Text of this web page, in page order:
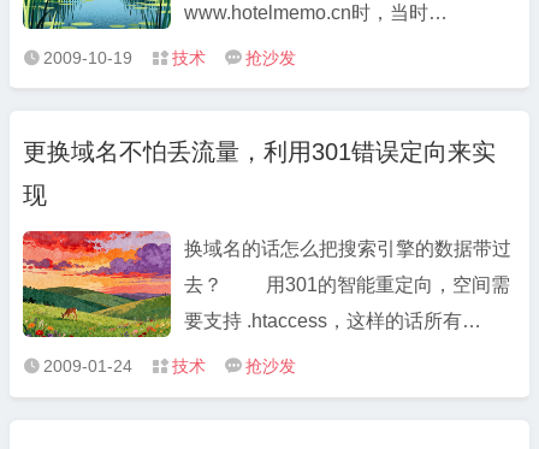
www.hotelmemo.cn时，当时
www.hotelmemo.cn域名还没有掉下
来，注册不了，于是将www.atjk.net用
有多少，但访问量保持在200以上，PR
 2009-10-19  技术  抢沙发
更换域名不怕丢流量，利用301错误定向来实
现
换域名的话怎么把搜索引擎的数据带过
去？ 用301的智能重定向，空间需
要支持 .htaccess，这样的话所有
51study.net 的数据会自动跳转到
bbpao.com，如 51study.net/index.asp
 2009-01-24  技术  抢沙发